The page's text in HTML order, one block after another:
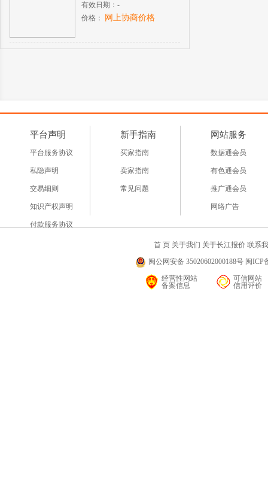
有效日期： -
价格：
网上协商价格
平台声明
平台服务协议
私隐声明
交易细则
知识产权声明
付款服务协议
新手指南
买家指南
卖家指南
常见问题
网站服务
数据通会员
有色通会员
推广通会员
网络广告
首 页 关于我们 关于长江报价 联系
闽公网安备 35020602000188号 闽ICP
经营性网站
备案信息
可信网站
信用评价